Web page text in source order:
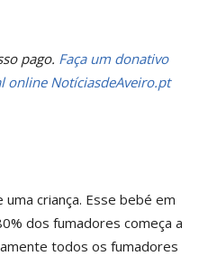
pago. Faça um donativo
online NotíciasdeAveiro.pt
criança. Esse bebé em
dos fumadores começa a
todos os fumadores